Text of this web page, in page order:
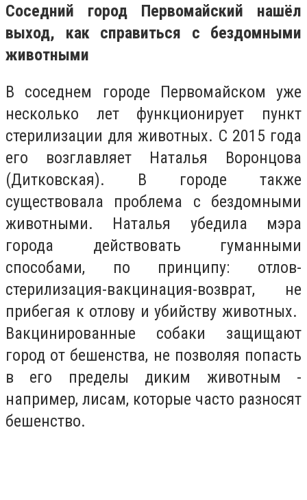
Соседний город Первомайский нашёл
выход, как справиться с бездомными
животными
В соседнем городе Первомайском уже
несколько лет функционирует пункт
стерилизации для животных. С 2015 года
его возглавляет Наталья Воронцова
(Дитковская). В городе также
существовала проблема с бездомными
животными. Наталья убедила мэра
города действовать гуманными
способами, по принципу: отлов-
стерилизация-вакцинация-возврат, не
прибегая к отлову и убийству животных.
Вакцинированные собаки защищают
город от бешенства, не позволяя попасть
в его пределы диким животным -
например, лисам, которые часто разносят
бешенство.